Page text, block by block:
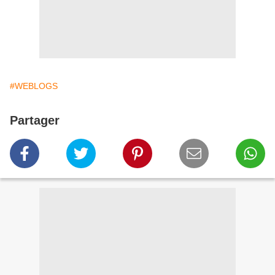
#WEBLOGS
Partager